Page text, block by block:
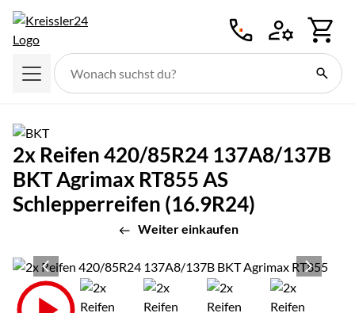
2x Reifen 420/85R24 137A8/137B
BKT Agrimax RT855 AS
Schlepperreifen (16.9R24)
Weiter einkaufen
Produktgalerie
Zur Kaufbox springen